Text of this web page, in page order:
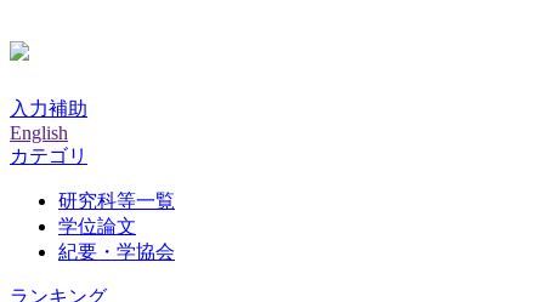
入力補助
English
カテゴリ
研究科等一覧
学位論文
紀要・学協会
ランキング